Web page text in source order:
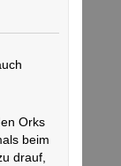
Orks
beim
drauf,